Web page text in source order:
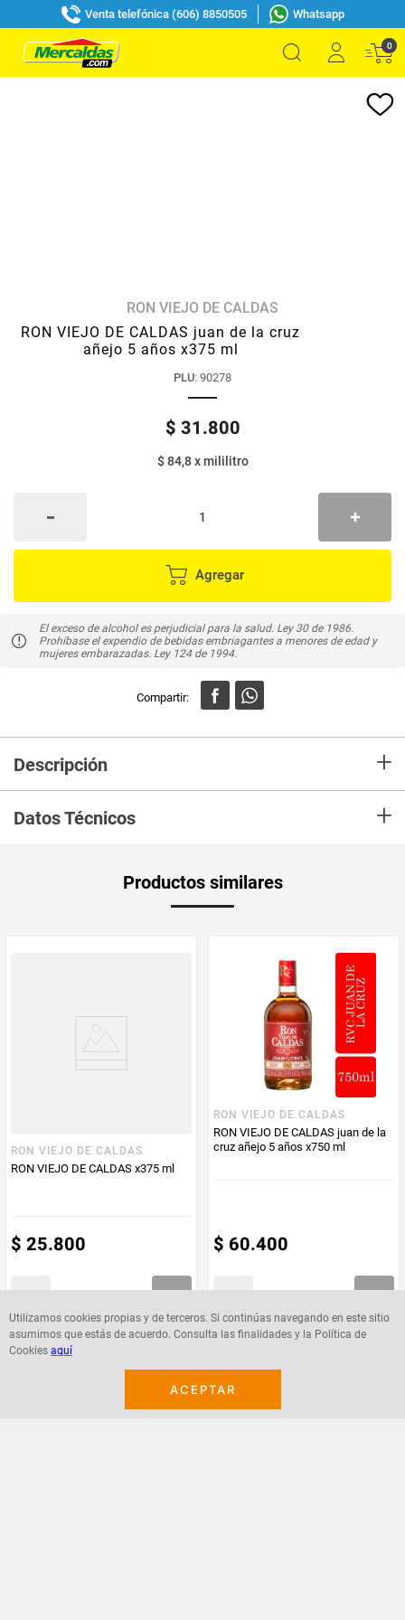
Venta telefónica (606) 8850505 Whatsapp
0
Utilizamos cookies propias y de terceros. Si continúas navegando en este sitio
asumimos que estás de acuerdo. Consulta las finalidades y la Política de
Cookies aquí
ACEPTAR
RON VIEJO DE CALDAS
RON VIEJO DE CALDAS juan de la cruz
añejo 5 años x375 ml
PLU: 90278
$ 31.800
$ 84,8xmililitro
Agregar
El exceso de alcohol es perjudicial para la salud. Ley 30 de 1986.
Prohíbase el expendio de bebidas embriagantes a menores de edad y
mujeres embarazadas. Ley 124 de 1994.
Descripción +
un ron con suaves notas que recuerdan sutilmente el dulce el azúcar y la
integración delicada de aromas a almendras, caramelo, vainilla y madera
Datos Técnicos +
Producto (kg)
Productos similares
RON VIEJO DE CALDAS
RON VIEJO DE CALDAS x375 ml
$ 25.800
RON VIEJO DE CALDAS
RON VIEJO DE CALDAS juan de la
cruz añejo 5 años x750 ml
$ 60.400